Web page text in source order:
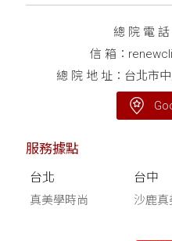
總 院 電 話
信 箱：
總 院 地 址：台北市
服務據點
台北
真美學時尚
台中
沙鹿真